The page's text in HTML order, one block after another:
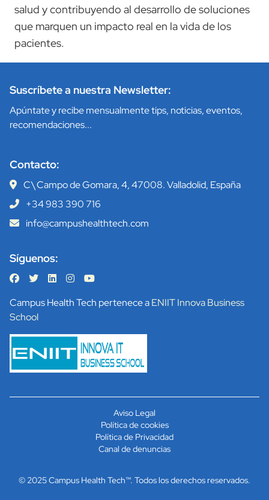
salud y contribuyendo al desarrollo de soluciones
que marquen un impacto real en la vida de los
pacientes.
Suscríbete a nuestra Newsletter:
Apúntate y recibe mensualmente tips, noticias, eventos,
recomendaciones...
Contacto:
C\ Campo de Gomara, 4, 47008. Valladolid, España
+34 983 390 716
info@campushealthtech.com
Síguenos:
Campus Health Tech pertenece aENIIT Innova Business
School
Aviso Legal
Política de cookies
Política de Privacidad
Canal de denuncias
© 2025Campus Health Tech™. Todos los derechos reservados.